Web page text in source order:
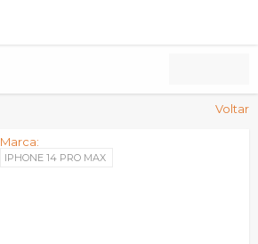
Voltar
Marca:
IPHONE 14 PRO MAX